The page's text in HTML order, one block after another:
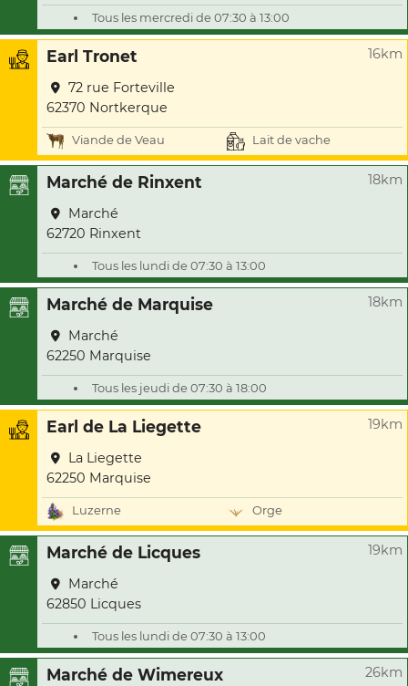
Tous les mercredi de 07:30 à 13:00
Earl Tronet 16km
72 rue Forteville
62370 Nortkerque
Viande de Veau Lait de vache
Marché de Rinxent 18km
Marché
62720 Rinxent
Tous les lundi de 07:30 à 13:00
Marché de Marquise 18km
Marché
62250 Marquise
Tous les jeudi de 07:30 à 18:00
Earl de La Liegette 19km
La Liegette
62250 Marquise
Luzerne Orge
Marché de Licques 19km
Marché
62850 Licques
Tous les lundi de 07:30 à 13:00
Marché de Wimereux 26km